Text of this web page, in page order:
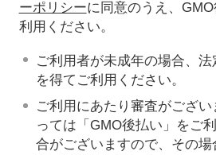
ーポリシーに同意のうえ、
利用ください。
ご利用者が未成年の場合、
を得てご利用ください。
ご利用にあたり審査がござい
っては「GMO後払い」をご
合がございますので、その